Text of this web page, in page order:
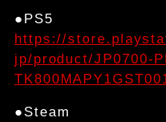
●PS5
https://
jp/product/JP0700-
●Steam